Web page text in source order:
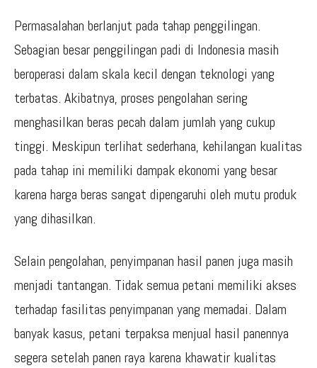
Permasalahan berlanjut pada tahap penggilingan.
Sebagian besar penggilingan padi di Indonesia masih
beroperasi dalam skala kecil dengan teknologi yang
terbatas. Akibatnya, proses pengolahan sering
menghasilkan beras pecah dalam jumlah yang cukup
tinggi. Meskipun terlihat sederhana, kehilangan kualitas
pada tahap ini memiliki dampak ekonomi yang besar
karena harga beras sangat dipengaruhi oleh mutu produk
yang dihasilkan.
Selain pengolahan, penyimpanan hasil panen juga masih
menjadi tantangan. Tidak semua petani memiliki akses
terhadap fasilitas penyimpanan yang memadai. Dalam
banyak kasus, petani terpaksa menjual hasil panennya
segera setelah panen raya karena khawatir kualitas